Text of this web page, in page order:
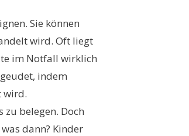
Sie können
wird. Oft liegt
im Notfall wirklich
indem
wird.
zu belegen. Doch
dann? Kinder